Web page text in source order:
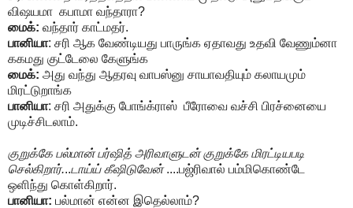
விஷயமா கபாமா வந்தாரா?
மைக்: வந்தார் காட்மதர்.
பானியா: சரி ஆக வேண்டியது பாருங்க ஏதாவது உதவி வேணும்னா
ககமது குட்டேலை கேளுங்க
மைக்: அது வந்து ஆதரவு வாபஸ்னு சாயாவதியும் கலாயமும்
மிரட்டுறாங்க
பானியா: சரி அதுக்கு போங்க்ராஸ் பீரோவை வச்சி பிரச்னையை
முடிச்சிடலாம்.
குறுக்கே பல்மான் பர்ஷித் அரிவாளுடன் குறுக்கே மிரட்டியபடி
செல்கிறார்...டாய்ய் கீஷிடுவேன்....பஜ்ரிவால் பம்மிகொண்டே
ஒளிந்து கொள்கிறார்.
பானியா: பல்மான் என்ன இதெல்லாம்?